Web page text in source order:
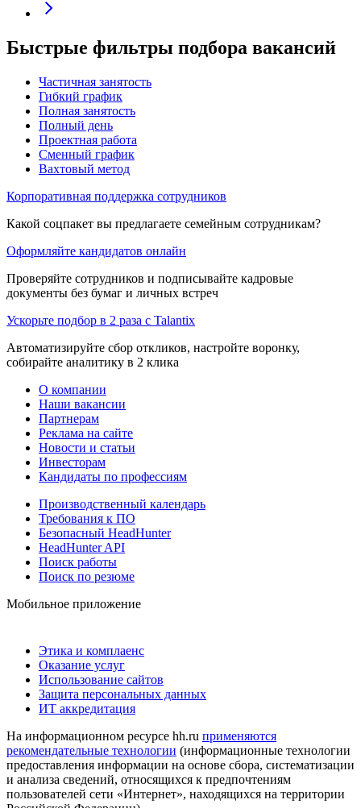
Быстрые фильтры подбора вакансий
Частичная занятость
Гибкий график
Полная занятость
Полный день
Проектная работа
Сменный график
Вахтовый метод
Корпоративная поддержка сотрудников
Какой соцпакет вы предлагаете семейным сотрудникам?
Оформляйте кандидатов онлайн
Проверяйте сотрудников и подписывайте кадровые
документы без бумаг и личных встреч
Ускорьте подбор в 2 раза с Talantix
Автоматизируйте сбор откликов, настройте воронку,
собирайте аналитику в 2 клика
О компании
Наши вакансии
Партнерам
Реклама на сайте
Новости и статьи
Инвесторам
Кандидаты по профессиям
Производственный календарь
Требования к ПО
Безопасный HeadHunter
HeadHunter API
Поиск работы
Поиск по резюме
Мобильное приложение
Этика и комплаенс
Оказание услуг
Использование сайтов
Защита персональных данных
ИТ аккредитация
На информационном ресурсе hh.ru применяются
рекомендательные технологии (информационные технологии
предоставления информации на основе сбора, систематизации
и анализа сведений, относящихся к предпочтениям
пользователей сети «Интернет», находящихся на территории